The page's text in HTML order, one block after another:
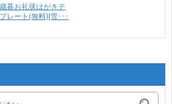
暮お礼状はがきテ
レート(無料)|雪･･･